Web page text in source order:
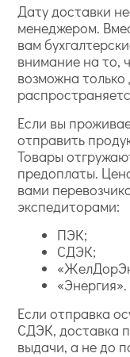
Дату доставки
менеджером.
вам
внимание на то,
возможна
Если вы
отправить
Товары
предоплаты.
вами
экспедиторами:
ПЭК;
СДЭК;
«Энергия».
Если отправка
СДЭК, доставка
выдачи, а не до